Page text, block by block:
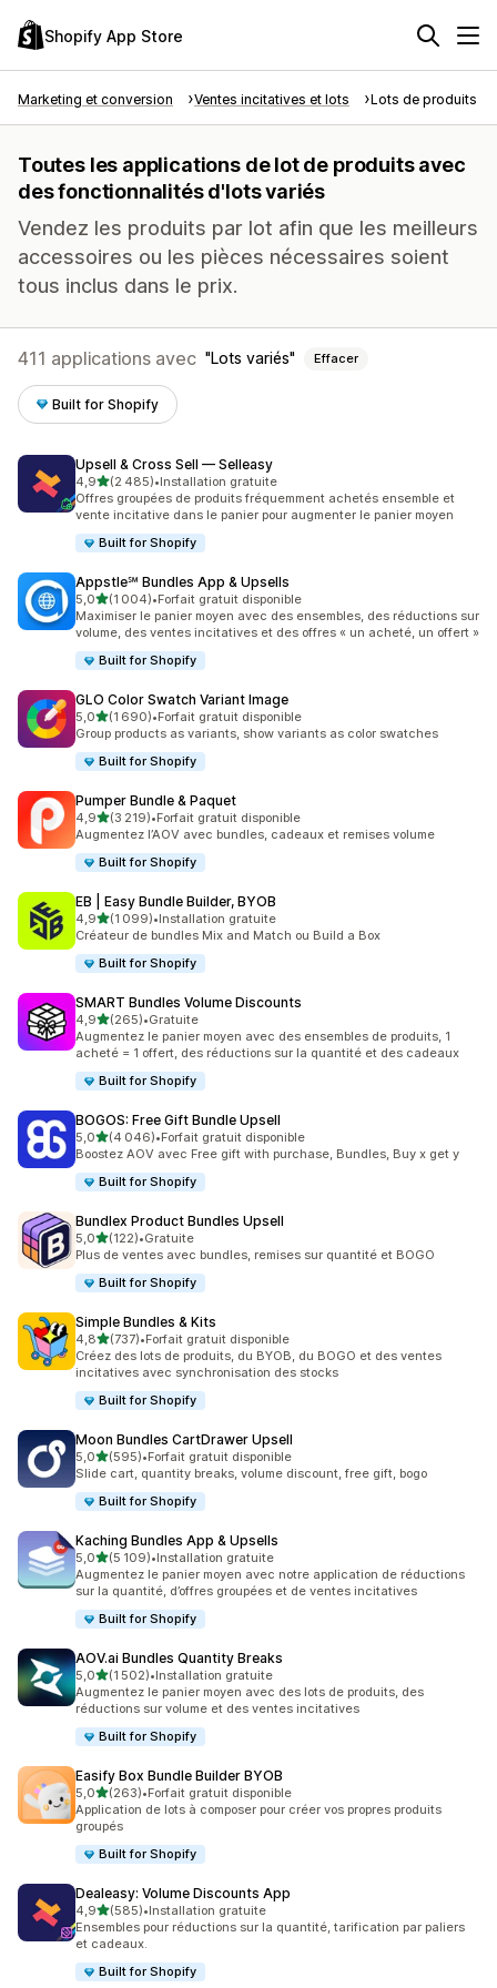
Shopify App Store
Marketing et conversion Ventes incitatives et lots Lots de produits
Toutes les applications de lot de produits avec
des fonctionnalités d'lots variés
Vendez les produits par lot afin que les meilleurs
accessoires ou les pièces nécessaires soient
tous inclus dans le prix.
411 applications avec Lots variés Effacer
Built for Shopify
Upsell & Cross Sell — Selleasy
4,9étoile(s) sur 5
(2 485)
2485 avis au total
•Installation gratuite
Offres groupées de produits fréquemment achetés ensemble et
vente incitative dans le panier pour augmenter le panier moyen
Built for Shopify
Appstle℠ Bundles App & Upsells
5,0étoile(s) sur 5
(1 004)
1004 avis au total
•Forfait gratuit disponible
Maximiser le panier moyen avec des ensembles, des réductions sur
volume, des ventes incitatives et des offres « un acheté, un offert »
Built for Shopify
GLO Color Swatch Variant Image
5,0étoile(s) sur 5
(1 690)
1690 avis au total
•Forfait gratuit disponible
Group products as variants, show variants as color swatches
Built for Shopify
Pumper Bundle & Paquet
4,9étoile(s) sur 5
(3 219)
3219 avis au total
•Forfait gratuit disponible
Augmentez l’AOV avec bundles, cadeaux et remises volume
Built for Shopify
EB | Easy Bundle Builder, BYOB
4,9étoile(s) sur 5
(1 099)
1099 avis au total
•Installation gratuite
Créateur de bundles Mix and Match ou Build a Box
Built for Shopify
SMART Bundles Volume Discounts
4,9étoile(s) sur 5
(265)
265 avis au total
•Gratuite
Augmentez le panier moyen avec des ensembles de produits, 1
acheté = 1 offert, des réductions sur la quantité et des cadeaux
Built for Shopify
BOGOS: Free Gift Bundle Upsell
5,0étoile(s) sur 5
(4 046)
4046 avis au total
•Forfait gratuit disponible
Boostez AOV avec Free gift with purchase, Bundles, Buy x get y
Built for Shopify
Bundlex Product Bundles Upsell
5,0étoile(s) sur 5
(122)
122 avis au total
•Gratuite
Plus de ventes avec bundles, remises sur quantité et BOGO
Built for Shopify
Simple Bundles & Kits
4,8étoile(s) sur 5
(737)
737 avis au total
•Forfait gratuit disponible
Créez des lots de produits, du BYOB, du BOGO et des ventes
incitatives avec synchronisation des stocks
Built for Shopify
Moon Bundles CartDrawer Upsell
5,0étoile(s) sur 5
(595)
595 avis au total
•Forfait gratuit disponible
Slide cart, quantity breaks, volume discount, free gift, bogo
Built for Shopify
Kaching Bundles App & Upsells
5,0étoile(s) sur 5
(5 109)
5109 avis au total
•Installation gratuite
Augmentez le panier moyen avec notre application de réductions
sur la quantité, d’offres groupées et de ventes incitatives
Built for Shopify
AOV.ai Bundles Quantity Breaks
5,0étoile(s) sur 5
(1 502)
1502 avis au total
•Installation gratuite
Augmentez le panier moyen avec des lots de produits, des
réductions sur volume et des ventes incitatives
Built for Shopify
Easify Box Bundle Builder BYOB
5,0étoile(s) sur 5
(263)
263 avis au total
•Forfait gratuit disponible
Application de lots à composer pour créer vos propres produits
groupés
Built for Shopify
Dealeasy: Volume Discounts App
4,9étoile(s) sur 5
(585)
585 avis au total
•Installation gratuite
Ensembles pour réductions sur la quantité, tarification par paliers
et cadeaux.
Built for Shopify